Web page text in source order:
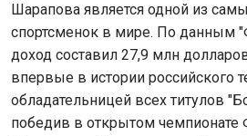
Шарапова является одной из
спортсменок в мире. По данным
доход составил 27,9 млн
впервые в истории российского
обладательницей всех титулов
победив в открытом чемпионате